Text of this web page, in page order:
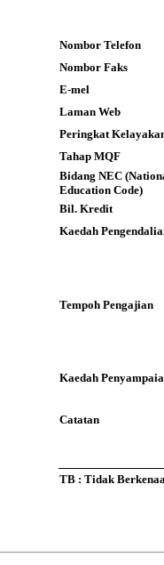
Nombor Telefon
Nombor Faks
E-mel
Laman Web
Peringkat
Tahap MQF
Bidang NEC
Education Code)
Bil. Kredit
Kaedah
Tempoh Pengajian
Kaedah
Catatan
TB : Tidak